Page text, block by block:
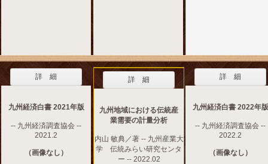
詳 細
九州経済白書 2021年版
-- 九州経済調査協会 --
2021.2
（画像なし）
詳 細
九州地域における伝統産
業需要の計量分析
内山 敏典／著 -- 九州産業大
学 伝統みらい研究センタ
ー -- 2022.02
詳 細
九州経済白書 2022年版
-- 九州経済調査協会 --
2022.2
（画像なし）